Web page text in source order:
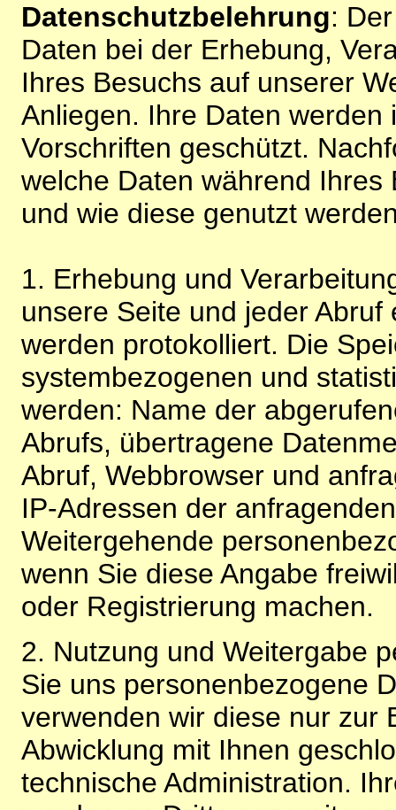
Datenschutzbelehrung:
Daten bei der Erhebung,
Ihres Besuchs auf unserer
Anliegen. Ihre Daten
Vorschriften geschützt.
welche Daten während
und wie diese genutzt
1. Erhebung und
unsere Seite und jeder
werden protokolliert. Die
systembezogenen und
werden: Name der
Abrufs, übertragene
Abruf, Webbrowser und
IP-Adressen der
Weitergehende
wenn Sie diese Angabe
oder Registrierung machen.
2. Nutzung und Weitergabe
Sie uns personenbezogene
verwenden wir diese nur zur
Abwicklung mit Ihnen
technische Administration.